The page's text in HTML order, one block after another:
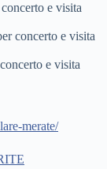
e visita
concerto e visita
e visita
merate/